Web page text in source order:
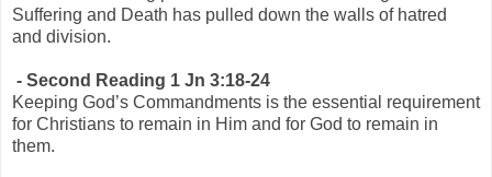
Suffering and Death has pulled down the walls of hatred
and division.
- Second Reading 1 Jn 3:18-24
Keeping God’s Commandments is the essential requirement
for Christians to remain in Him and for God to remain in
them.